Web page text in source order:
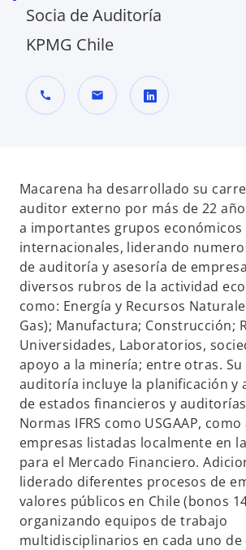
Socia de Auditoría
KPMG Chile
call mail
b
r
e
e
n
u
n
a
p
e
s
t
a
ñ
a
n
u
e
v
Macarena ha desarrollado su
auditor externo por más de 22
a importantes grupos económicos
internacionales, liderando
de auditoría y asesoría de
diversos rubros de la actividad
como: Energía y Recursos
Gas); Manufactura; Construcción;
Universidades, Laboratorios,
apoyo a la minería; entre otras.
auditoría incluye la planificación y
de estados financieros y
Normas IFRS como USGAAP,
empresas listadas localmente en
para el Mercado Financiero.
liderado diferentes procesos de
valores públicos en Chile (bonos
organizando equipos de trabajo
multidisciplinarios en cada uno de